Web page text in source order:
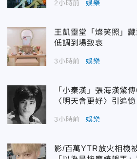
2小時前 娛樂
王凱靈堂「燦笑照」
低調到場致哀
3小時前 娛樂
「小秦漢」張海漢驚
〈明天會更好〉引追憶
3小時前 娛樂
影/百萬YTR放火相機